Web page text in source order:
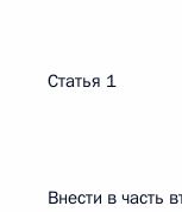
Статья 1
Внести в часть